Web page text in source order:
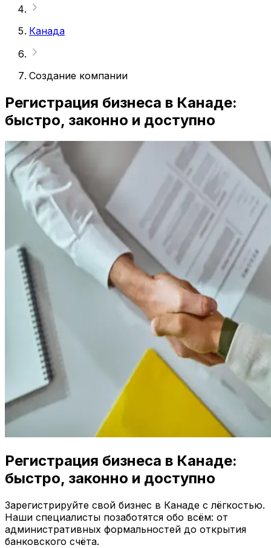
Канада
Создание компании
Регистрация бизнеса в Канаде:
быстро, законно и доступно
Регистрация бизнеса в Канаде:
быстро, законно и доступно
Зарегистрируйте свой бизнес в Канаде с лёгкостью.
Наши специалисты позаботятся обо всём: от
административных формальностей до открытия
банковского счёта.